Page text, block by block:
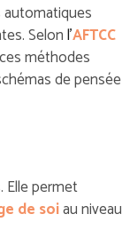
automatiques
Selonl’AFTCC
méthodes
de pensée
Elle permet
de soiau niveau